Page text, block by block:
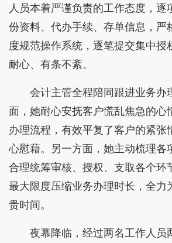
人员本着严谨负责的工作态度，逐
份资料、代办手续、存单信息，严
度规范操作系统，逐笔提交集中授
耐心、有条不紊。
会计主管全程陪同跟进业务办
面，她耐心安抚客户慌乱焦急的心
办理流程，有效平复了客户的紧张
心慰藉。另一方面，她主动梳理各
合理统筹审核、授权、支取各个环
最大限度压缩业务办理时长，全力
贵时间。
夜幕降临，经过两名工作人员